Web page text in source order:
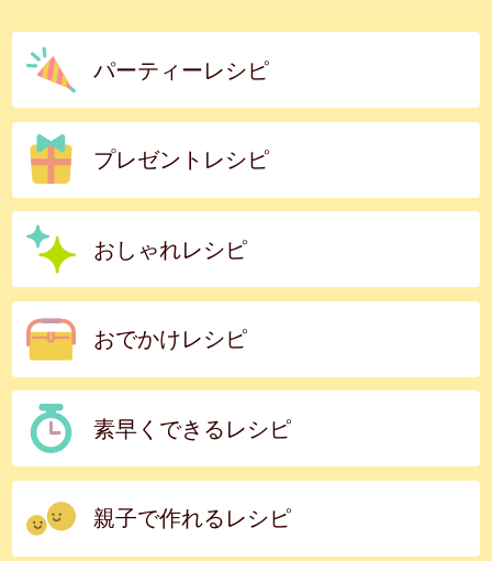
パーティーレシピ
プレゼントレシピ
おしゃれレシピ
おでかけレシピ
素早くできるレシピ
親子で作れるレシピ